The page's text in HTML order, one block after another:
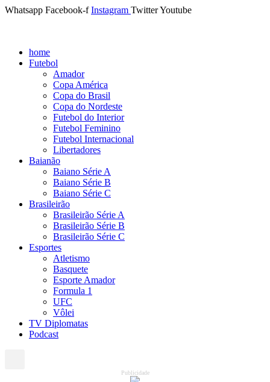
Whatsapp Facebook-f Instagram TwitterYoutube
home
Futebol
Amador
Copa América
Copa do Brasil
Copa do Nordeste
Futebol do Interior
Futebol Feminino
Futebol Internacional
Libertadores
Baianão
Baiano Série A
Baiano Série B
Baiano Série C
Brasileirão
Brasileirão Série A
Brasileirão Série B
Brasileirão Série C
Esportes
Atletismo
Basquete
Esporte Amador
Formula 1
UFC
Vôlei
TV Diplomatas
Podcast
Publicidade